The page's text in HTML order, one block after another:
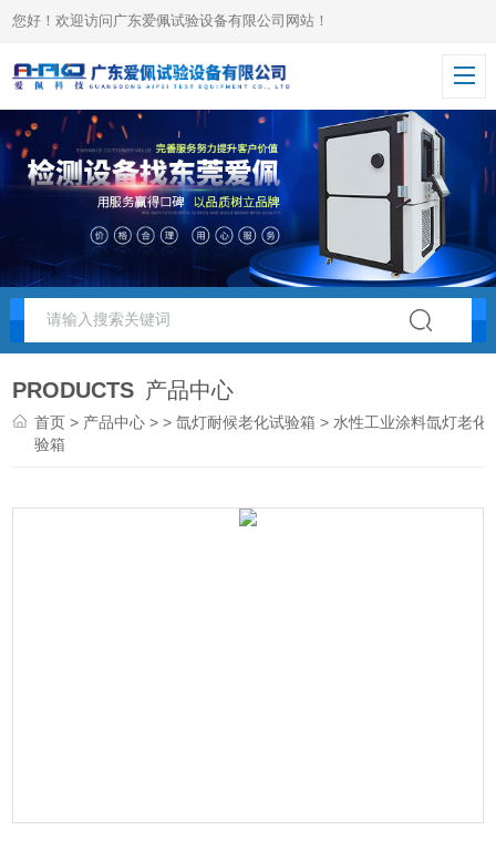
您好！欢迎访问广东爱佩试验设备有限公司网站！
PRODUCTS 产品中心
首页 > 产品中心 > >氙灯耐候老化试验箱 > 水性工业涂料氙灯老化
验箱